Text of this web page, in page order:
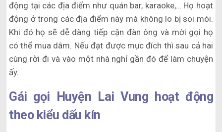
động tại các địa điểm như quán bar, karaoke,… Họ hoạt
động ở trong các địa điểm này mà không lo bị soi mói.
Khi đó họ sẽ dễ dàng tiếp cận đàn ông và mời gọi họ
có thể mua dâm. Nếu đạt được mục đích thì sau cả hai
cùng rời đi và vào một nhà nghỉ gần đó để làm chuyện
ấy.
Gái gọi Huyện Lai Vung hoạt động
theo kiểu dấu kín